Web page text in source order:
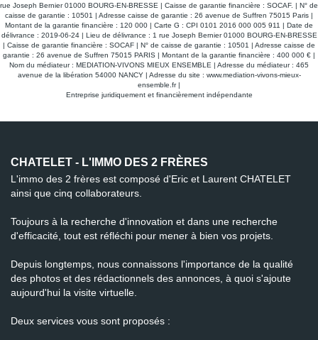
rue Joseph Bernier 01000 BOURG-EN-BRESSE | Caisse de garantie financière : SOCAF. | N° de
caisse de garantie : 10501 | Adresse caisse de garantie : 26 avenue de Suffren 75015 Paris |
Montant de la garantie financière : 120 000 | Carte G : CPI 0101 2016 000 005 911 | Date de
délivrance : 2019-06-24 | Lieu de délivrance : 1 rue Joseph Bernier 01000 BOURG-EN-BRESSE
| Caisse de garantie financière : SOCAF | N° de caisse de garantie : 10501 | Adresse caisse de
garantie : 26 avenue de Suffren 75015 PARIS | Montant de la garantie financière : 400 000 € |
Nom du médiateur : MEDIATION-VIVONS MIEUX ENSEMBLE | Adresse du médiateur : 465
avenue de la libération 54000 NANCY | Adresse du site : www.mediation-vivons-mieux-
ensemble.fr|
Entreprise juridiquement et financièrement indépendante
CHATELET - L'IMMO DES 2 FRÈRES
L'immo des 2 frères est composé d'Eric et Laurent CHATELET
ainsi que cinq collaborateurs.
Toujours à la recherche d'innovation et dans une recherche
d'efficacité, tout est réfléchi pour mener à bien vos projets.
Depuis longtemps, nous connaissons l'importance de la qualité
des photos et des rédactionnels des annonces, à quoi s'ajoute
aujourd'hui la visite virtuelle.
Deux services vous sont proposés :